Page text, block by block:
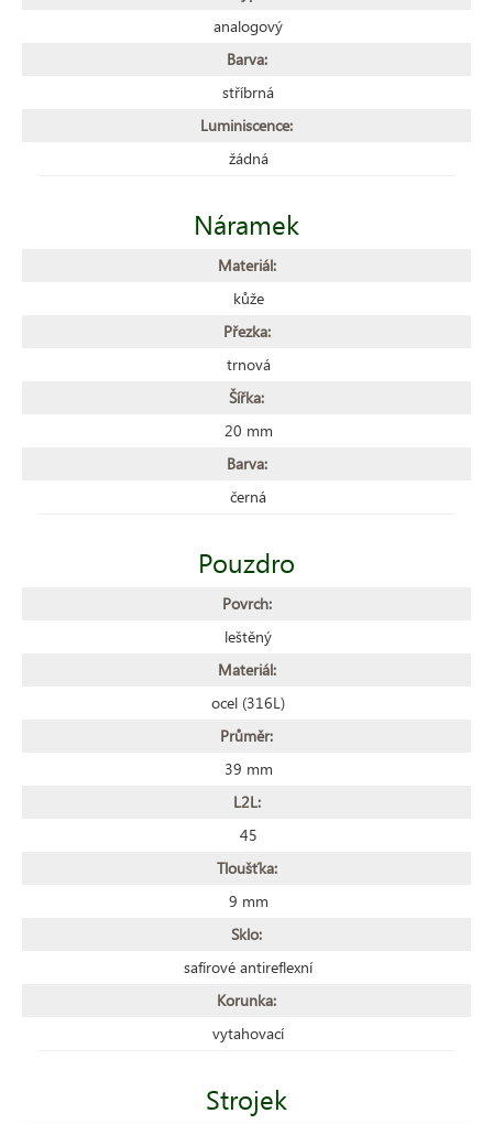
analogový
Barva:
stříbrná
Luminiscence:
žádná
Náramek
Materiál:
kůže
Přezka:
trnová
Šířka:
20 mm
Barva:
černá
Pouzdro
Povrch:
leštěný
Materiál:
ocel (316L)
Průměr:
39 mm
L2L:
45
Tloušťka:
9 mm
Sklo:
safírové antireflexní
Korunka:
vytahovací
Strojek